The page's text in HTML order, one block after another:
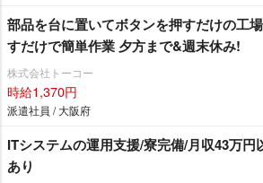
部品を台に置いてボタンを押すだけの工
すだけで簡単作業 夕方まで&週末休み!
株式会社トーコー
時給1,370円
派遣社員 / 大阪府
ITシステムの運用支援/寮完備/月収43万円
あり